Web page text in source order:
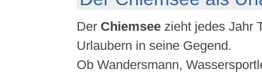
Der Chiemsee zieht jedes Jahr
Urlaubern in seine Gegend.
Ob Wandersmann,